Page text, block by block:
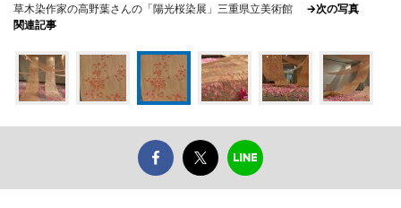
草木染作家の高野葉さんの「陽光桜染展」三重県立美術館
→次の写真
関連記事